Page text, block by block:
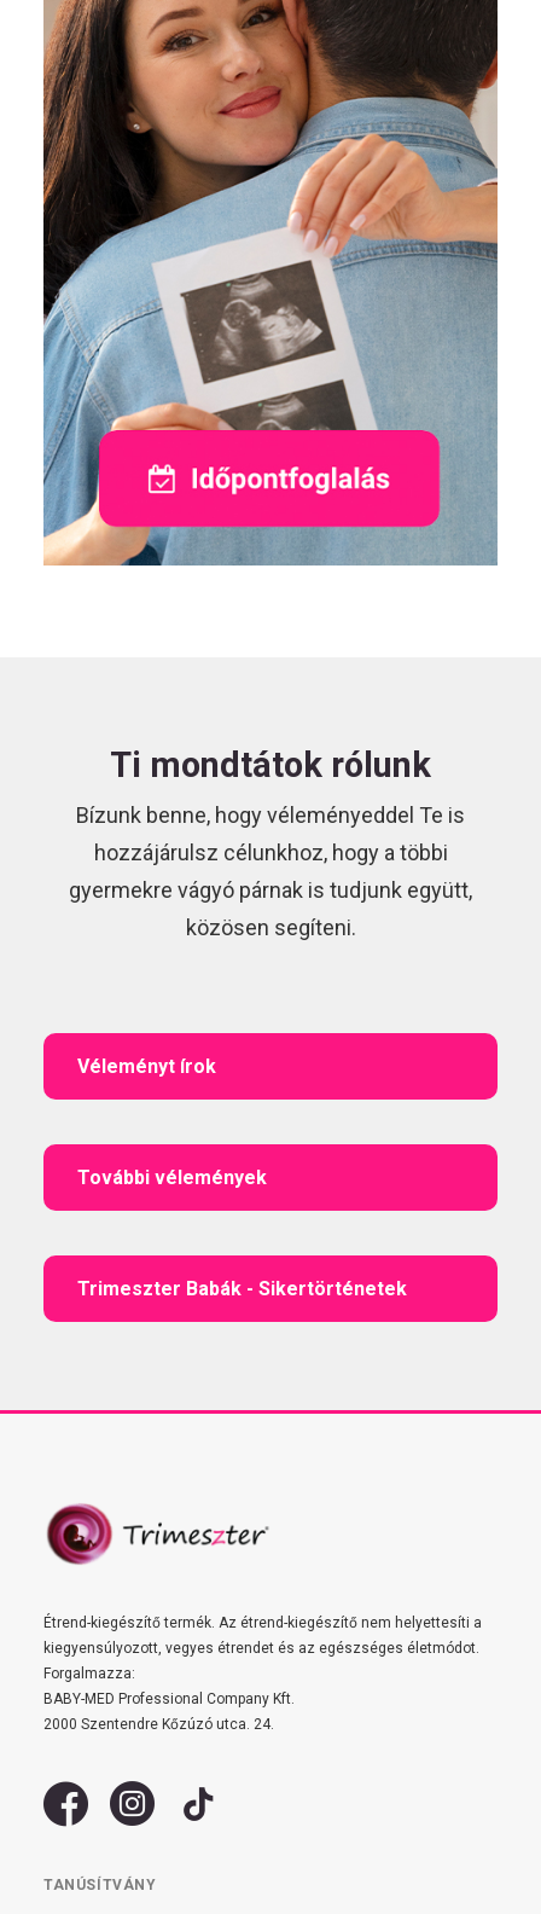
Ti mondtátok rólunk
Bízunk benne, hogy véleményeddel Te is
hozzájárulsz célunkhoz, hogy a többi
gyermekre vágyó párnak is tudjunk együtt,
közösen segíteni.
Véleményt írok
További vélemények
Trimeszter Babák - Sikertörténetek
Étrend-kiegészítő termék. Az étrend-kiegészítő nem helyettesíti a
kiegyensúlyozott, vegyes étrendet és az egészséges életmódot.
Forgalmazza:
BABY-MED Professional Company Kft.
2000 Szentendre Kőzúzó utca. 24.
TANÚSÍTVÁNY